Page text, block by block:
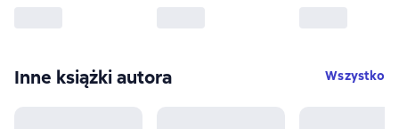
Inne książki autora Wszystko